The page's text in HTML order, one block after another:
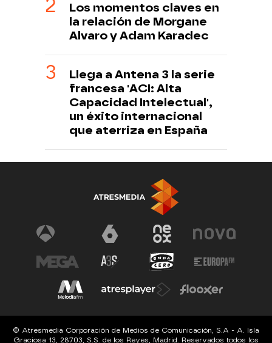
Los momentos claves en
la relación de Morgane
Alvaro y Adam Karadec
Llega a Antena 3 la serie
francesa 'ACI: Alta
Capacidad Intelectual',
un éxito internacional
que aterriza en España
© Atresmedia Corporación de Medios de Comunicación, S.A - A. Isla
Graciosa 13, 28703, S.S. de los Reyes, Madrid. Reservados todos los